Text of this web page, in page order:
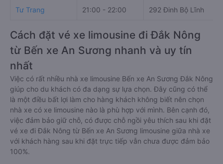
Tư Trang 21:00 - 22:00 292 Đinh Bộ Lĩnh
Cách đặt vé xe limousine đi Đắk Nông
từ Bến xe An Sương nhanh và uy tín
nhất
Việc có rất nhiều nhà xe limousine Bến xe An Sương Đắk Nông
giúp cho du khách có đa dạng sự lựa chọn. Đây cũng có thể
là một điều bất lợi làm cho hàng khách không biết nên chọn
nhà xe có xe limousine nào là phù hợp với mình. Bên cạnh đó,
việc đảm bảo giữ chỗ, có được chỗ ngồi yêu thích sau khi đặt
vé xe đi Đắk Nông từ Bến xe An Sương limousine giữa nhà xe
với khách hàng sau khi đặt trực tiếp vẫn chưa được đảm bảo
100%.